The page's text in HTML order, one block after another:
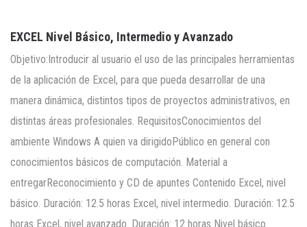
EXCEL Nivel Básico, Intermedio y Avanzado
Objetivo:Introducir al usuario el uso de las principales herramientas
de la aplicación de Excel, para que pueda desarrollar de una
manera dinámica, distintos tipos de proyectos administrativos, en
distintas áreas profesionales. RequisitosConocimientos del
ambiente Windows A quien va dirigidoPúblico en general con
conocimientos básicos de computación. Material a
entregarReconocimiento y CD de apuntes Contenido Excel, nivel
básico. Duración: 12.5 horas Excel, nivel intermedio. Duración: 12.5
horas Excel, nivel avanzado. Duración: 12 horas Nivel básico.